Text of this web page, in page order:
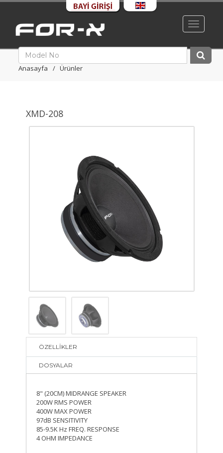
Toggle
Anasayfa Ürünler
XMD-208
ÖZELLİKLER
DOSYALAR
8" (20CM) MIDRANGE SPEAKER
200W RMS POWER
400W MAX POWER
97dB SENSITIVITY
85-9.5K Hz FREQ. RESPONSE
4 OHM IMPEDANCE